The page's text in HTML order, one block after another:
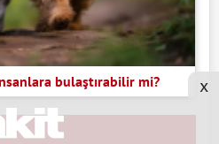
bulaştırabilir mi? x